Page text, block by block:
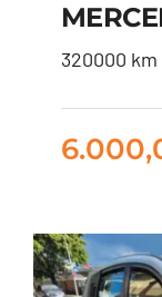
320000 km